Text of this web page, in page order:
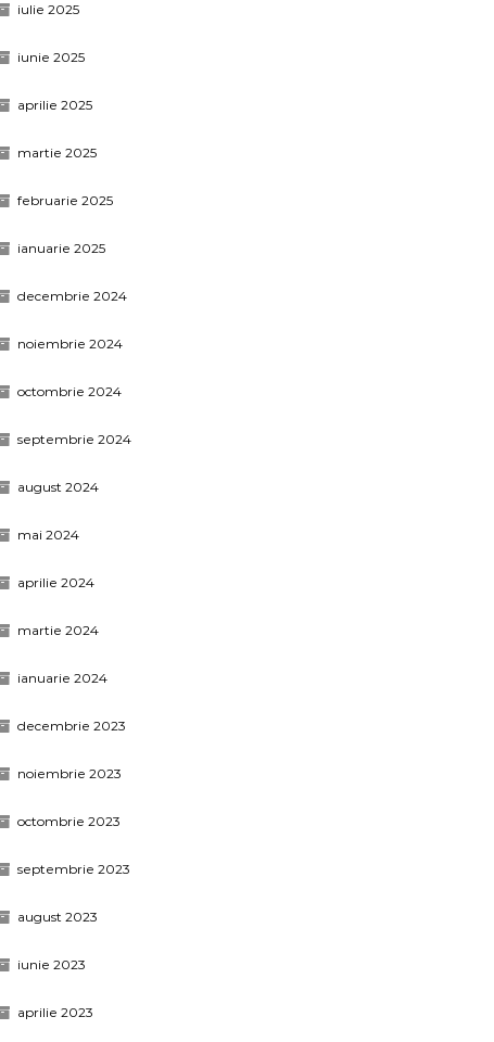
iulie 2025
iunie 2025
aprilie 2025
martie 2025
februarie 2025
ianuarie 2025
decembrie 2024
noiembrie 2024
octombrie 2024
septembrie 2024
august 2024
mai 2024
aprilie 2024
martie 2024
ianuarie 2024
decembrie 2023
noiembrie 2023
octombrie 2023
septembrie 2023
august 2023
iunie 2023
aprilie 2023